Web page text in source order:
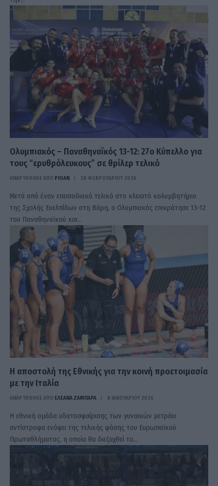
Ολυμπιακός – Παναθηναϊκός 13-12: 27ο Κύπελλο για
τους “ερυθρόλευκους” σε θρίλερ τελικό
ΑΝΑΡΤΗΘΗΚΕ ΑΠΟ PIOAN 28 ΦΕΒΡΟΥΑΡΊΟΥ 2026
Μετά από έναν επεισοδιακό τελικό στο κλειστό κολυμβητήριο
της Σχολής Ευελπίδων στη Βάρη, ο Ολυμπιακός επικράτησε 13-12
του Παναθηναϊκού και…
Η αποστολή της Εθνικής για την κοινή προετοιμασία
με την Ιταλία
ΑΝΑΡΤΗΘΗΚΕ ΑΠΟ ΕΛΕΑΝΑ ΖΑΜΠΑΡΑ 8 ΙΑΝΟΥΑΡΊΟΥ 2026
Η εθνική ομάδα υδατοσφαίρισης των γυναικών μετράει
αντίστροφα ενόψει της τελικής φάσης του Ευρωπαϊκού
Πρωταθλήματος, η οποία θα διεξαχθεί το…